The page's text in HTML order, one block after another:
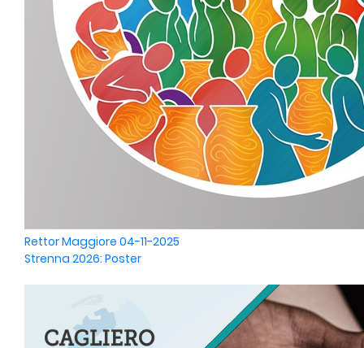
Rettor Maggiore 04-11-2025
Strenna 2026: Poster